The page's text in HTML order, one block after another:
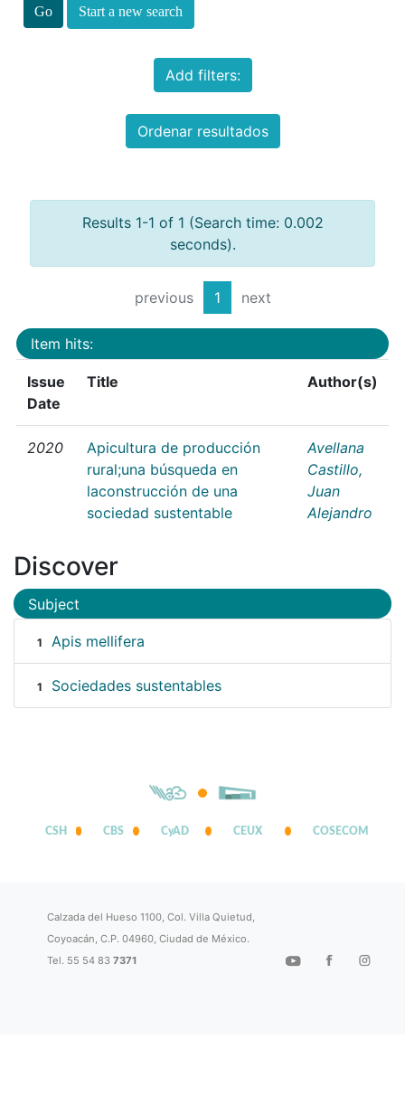
Start a new search
Add filters:
Ordenar resultados
Results 1-1 of 1 (Search time: 0.002
seconds).
previous 1 next
Item hits:
Issue
Date
Title Author(s)
2020
Apicultura de producción
rural;una búsqueda en
laconstrucción de una
sociedad sustentable
Avellana
Castillo,
Juan
Alejandro
Discover
Subject
1 Apis mellifera
1 Sociedades sustentables
CSH CBS CyAD CEUX COSECOM
Calzada del Hueso 1100, Col. Villa Quietud,
Coyoacán, C.P. 04960, Ciudad de México.
Tel. 55 54 837371